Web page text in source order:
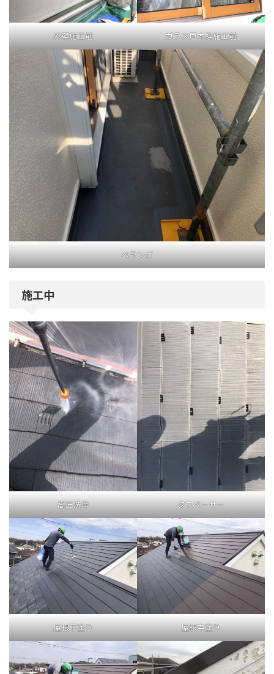
外壁施工前 ガラス戸木枠施工前
ベランダ
施工中
高圧洗浄 タスペーサー
屋根下塗り 屋根中塗り